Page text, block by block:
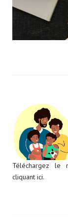
Téléchargez le
cliquant ici.